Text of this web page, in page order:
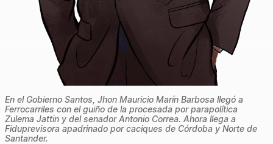
En el Gobierno Santos, Jhon Mauricio Marín Barbosa llegó a
Ferrocarriles con el guiño de la procesada por parapolítica
Zulema Jattin y del senador Antonio Correa. Ahora llega a
Fiduprevisora apadrinado por caciques de Córdoba y Norte de
Santander.